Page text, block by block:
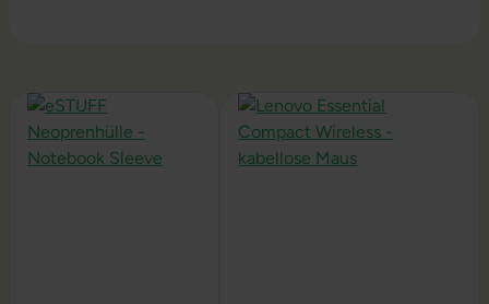
Produktgalerie überspringen